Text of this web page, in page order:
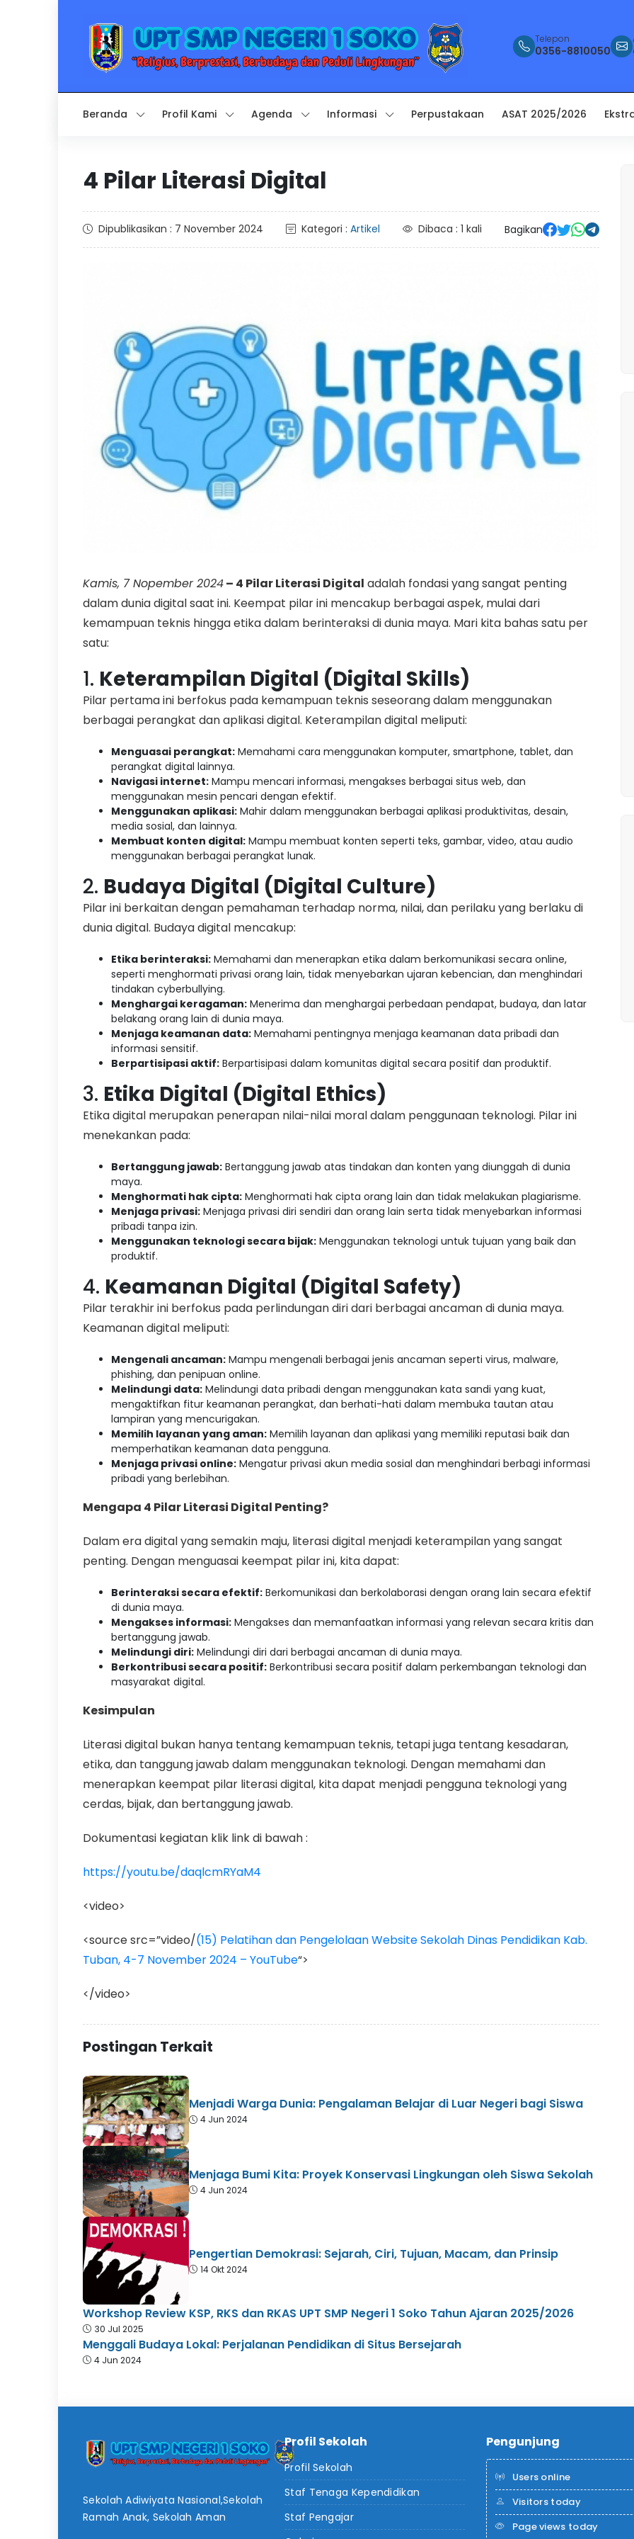
Telepon
0356-8810050
Beranda Profil Kami Agenda Informasi Perpustakaan ASAT 2025/2026
4 Pilar Literasi Digital
Dipublikasikan : 7 November 2024 Kategori : Artikel Dibaca : 1 kali Bagikan
Kamis, 7 Nopember 2024– 4 Pilar Literasi Digital adalah fondasi yang sangat penting
dalam dunia digital saat ini. Keempat pilar ini mencakup berbagai aspek, mulai dari
kemampuan teknis hingga etika dalam berinteraksi di dunia maya. Mari kita bahas satu per
satu:
1. Keterampilan Digital (Digital Skills)
Pilar pertama ini berfokus pada kemampuan teknis seseorang dalam menggunakan
berbagai perangkat dan aplikasi digital. Keterampilan digital meliputi:
Menguasai perangkat: Memahami cara menggunakan komputer, smartphone, tablet, dan
perangkat digital lainnya.
Navigasi internet: Mampu mencari informasi, mengakses berbagai situs web, dan
menggunakan mesin pencari dengan efektif.
Menggunakan aplikasi: Mahir dalam menggunakan berbagai aplikasi produktivitas, desain,
media sosial, dan lainnya.
Membuat konten digital: Mampu membuat konten seperti teks, gambar, video, atau audio
menggunakan berbagai perangkat lunak.
2. Budaya Digital (Digital Culture)
Pilar ini berkaitan dengan pemahaman terhadap norma, nilai, dan perilaku yang berlaku di
dunia digital. Budaya digital mencakup:
Etika berinteraksi: Memahami dan menerapkan etika dalam berkomunikasi secara online,
seperti menghormati privasi orang lain, tidak menyebarkan ujaran kebencian, dan menghindari
tindakan cyberbullying.
Menghargai keragaman: Menerima dan menghargai perbedaan pendapat, budaya, dan latar
belakang orang lain di dunia maya.
Menjaga keamanan data: Memahami pentingnya menjaga keamanan data pribadi dan
informasi sensitif.
Berpartisipasi aktif: Berpartisipasi dalam komunitas digital secara positif dan produktif.
3. Etika Digital (Digital Ethics)
Etika digital merupakan penerapan nilai-nilai moral dalam penggunaan teknologi. Pilar ini
menekankan pada:
Bertanggung jawab: Bertanggung jawab atas tindakan dan konten yang diunggah di dunia
maya.
Menghormati hak cipta: Menghormati hak cipta orang lain dan tidak melakukan plagiarisme.
Menjaga privasi: Menjaga privasi diri sendiri dan orang lain serta tidak menyebarkan informasi
pribadi tanpa izin.
Menggunakan teknologi secara bijak: Menggunakan teknologi untuk tujuan yang baik dan
produktif.
4. Keamanan Digital (Digital Safety)
Pilar terakhir ini berfokus pada perlindungan diri dari berbagai ancaman di dunia maya.
Keamanan digital meliputi:
Mengenali ancaman: Mampu mengenali berbagai jenis ancaman seperti virus, malware,
phishing, dan penipuan online.
Melindungi data: Melindungi data pribadi dengan menggunakan kata sandi yang kuat,
mengaktifkan fitur keamanan perangkat, dan berhati-hati dalam membuka tautan atau
lampiran yang mencurigakan.
Memilih layanan yang aman: Memilih layanan dan aplikasi yang memiliki reputasi baik dan
memperhatikan keamanan data pengguna.
Menjaga privasi online: Mengatur privasi akun media sosial dan menghindari berbagi informasi
pribadi yang berlebihan.
Mengapa 4 Pilar Literasi Digital Penting?
Dalam era digital yang semakin maju, literasi digital menjadi keterampilan yang sangat
penting. Dengan menguasai keempat pilar ini, kita dapat:
Berinteraksi secara efektif: Berkomunikasi dan berkolaborasi dengan orang lain secara efektif
di dunia maya.
Mengakses informasi: Mengakses dan memanfaatkan informasi yang relevan secara kritis dan
bertanggung jawab.
Melindungi diri: Melindungi diri dari berbagai ancaman di dunia maya.
Berkontribusi secara positif: Berkontribusi secara positif dalam perkembangan teknologi dan
masyarakat digital.
Kesimpulan
Literasi digital bukan hanya tentang kemampuan teknis, tetapi juga tentang kesadaran,
etika, dan tanggung jawab dalam menggunakan teknologi. Dengan memahami dan
menerapkan keempat pilar literasi digital, kita dapat menjadi pengguna teknologi yang
cerdas, bijak, dan bertanggung jawab.
Dokumentasi kegiatan klik link di bawah :
https://youtu.be/daqlcmRYaM4
<video>
<source src=”video/(15) Pelatihan dan Pengelolaan Website Sekolah Dinas Pendidikan Kab.
Tuban, 4-7 November 2024 – YouTube“>
</video>
Postingan Terkait
Menjadi Warga Dunia: Pengalaman Belajar di Luar Negeri bagi Siswa
4 Jun 2024
Menjaga Bumi Kita: Proyek Konservasi Lingkungan oleh Siswa Sekolah
4 Jun 2024
Pengertian Demokrasi: Sejarah, Ciri, Tujuan, Macam, dan Prinsip
14 Okt 2024
Workshop Review KSP, RKS dan RKAS UPT SMP Negeri 1 Soko Tahun Ajaran 2025/2026
30 Jul 2025
Menggali Budaya Lokal: Perjalanan Pendidikan di Situs Bersejarah
4 Jun 2024
Sekolah Adiwiyata Nasional,Sekolah
Ramah Anak, Sekolah Aman
Profil Sekolah
Profil Sekolah
Staf Tenaga Kependidikan
Staf Pengajar
Pengunjung
Users online
Visitors today
Page views today